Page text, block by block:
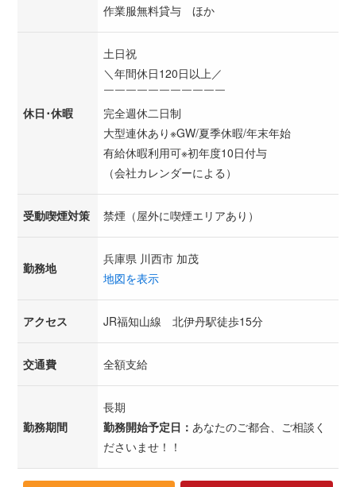
作業服無料貸与 ほか
休日･休暇
土日祝
＼年間休日120日以上／
￣￣￣￣￣￣￣￣￣￣￣
完全週休二日制
大型連休あり※GW/夏季休暇/年末年始
有給休暇利用可※初年度10日付与
（会社カレンダーによる）
受動喫煙対策 禁煙（屋外に喫煙エリアあり）
勤務地
兵庫県 川西市 加茂
地図を表示
アクセス JR福知山線 北伊丹駅徒歩15分
交通費 全額支給
勤務期間
長期
勤務開始予定日： あなたのご都合、ご相談く
ださいませ！！